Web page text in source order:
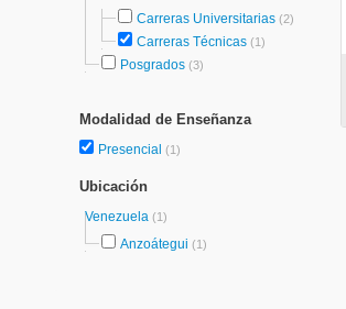
Carreras Universitarias (2)
Carreras Técnicas (1)
Posgrados (3)
Modalidad de Enseñanza
Presencial (1)
Ubicación
Venezuela (1)
Anzoátegui (1)